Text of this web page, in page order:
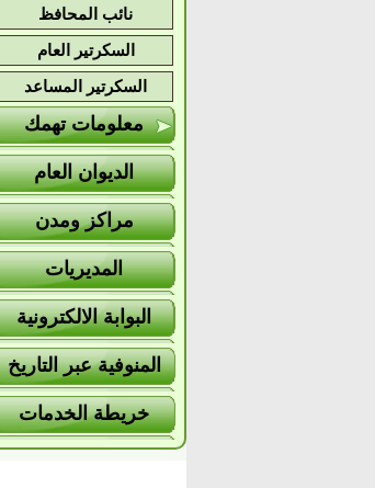
نائب المحافظ
السكرتير العام
السكرتير المساعد
معلومات تهمك
الديوان العام
مراكز ومدن
المديريات
البوابة الالكترونية
المنوفية عبر التاريخ
خريطة الخدمات